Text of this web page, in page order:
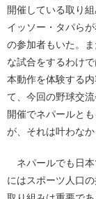
開催している取り
イッソー・タパら
の参加者もいた。
な試合をするわけ
本動作を体験する
て、今回の野球交
開催でネパールと
が、それは叶わなか
ネパールでも日本
にはスポーツ人口